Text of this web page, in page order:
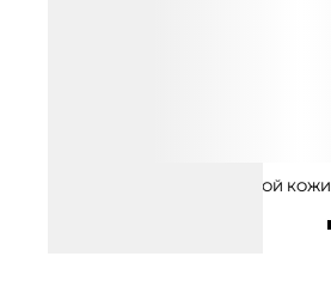
ВЬЕТНАМКИ ИЗ НАТУРАЛЬНОЙ КОЖИ